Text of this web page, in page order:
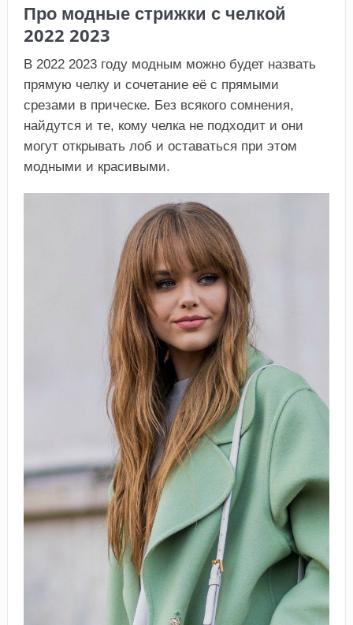
Про модные стрижки с челкой
2022 2023
В 2022 2023 году модным можно будет назвать
прямую челку и сочетание её с прямыми
срезами в прическе. Без всякого сомнения,
найдутся и те, кому челка не подходит и они
могут открывать лоб и оставаться при этом
модными и красивыми.